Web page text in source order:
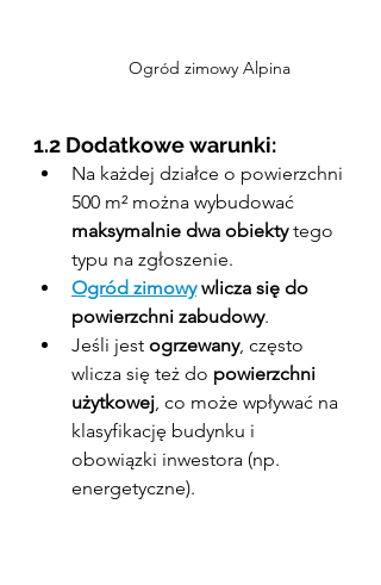
Ogród zimowy Alpina
1.2 Dodatkowe warunki:
Na każdej działce o powierzchni
500 m² można wybudować
maksymalnie dwa obiekty tego
typu na zgłoszenie.
Ogród zimowy wlicza się do
powierzchni zabudowy.
Jeśli jest ogrzewany, często
wlicza się też do powierzchni
użytkowej, co może wpływać na
klasyfikację budynku i
obowiązki inwestora (np.
energetyczne).